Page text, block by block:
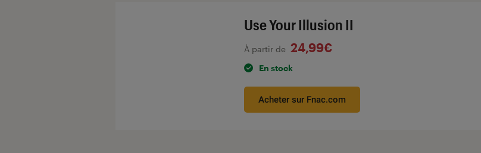
Use Your Illusion II
À partir de 24,99€
En stock
Acheter sur Fnac.com